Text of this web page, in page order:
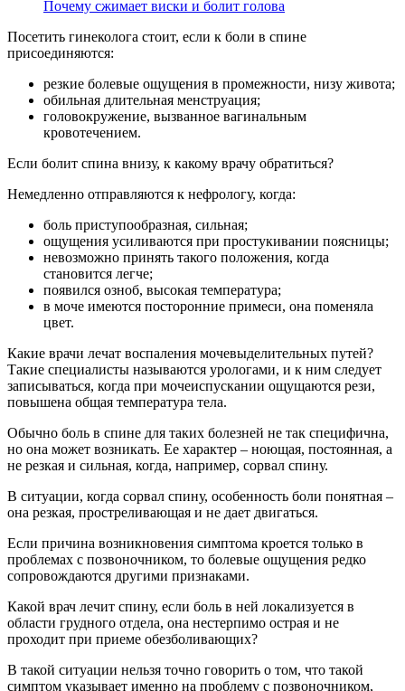
Почему сжимает виски и болит голова
Посетить гинеколога стоит, если к боли в спине
присоединяются:
резкие болевые ощущения в промежности, низу живота;
обильная длительная менструация;
головокружение, вызванное вагинальным
кровотечением.
Если болит спина внизу, к какому врачу обратиться?
Немедленно отправляются к нефрологу, когда:
боль приступообразная, сильная;
ощущения усиливаются при простукивании поясницы;
невозможно принять такого положения, когда
становится легче;
появился озноб, высокая температура;
в моче имеются посторонние примеси, она поменяла
цвет.
Какие врачи лечат воспаления мочевыделительных путей?
Такие специалисты называются урологами, и к ним следует
записываться, когда при мочеиспускании ощущаются рези,
повышена общая температура тела.
Обычно боль в спине для таких болезней не так специфична,
но она может возникать. Ее характер – ноющая, постоянная, а
не резкая и сильная, когда, например, сорвал спину.
В ситуации, когда сорвал спину, особенность боли понятная –
она резкая, простреливающая и не дает двигаться.
Если причина возникновения симптома кроется только в
проблемах с позвоночником, то болевые ощущения редко
сопровождаются другими признаками.
Какой врач лечит спину, если боль в ней локализуется в
области грудного отдела, она нестерпимо острая и не
проходит при приеме обезболивающих?
В такой ситуации нельзя точно говорить о том, что такой
симптом указывает именно на проблему с позвоночником,